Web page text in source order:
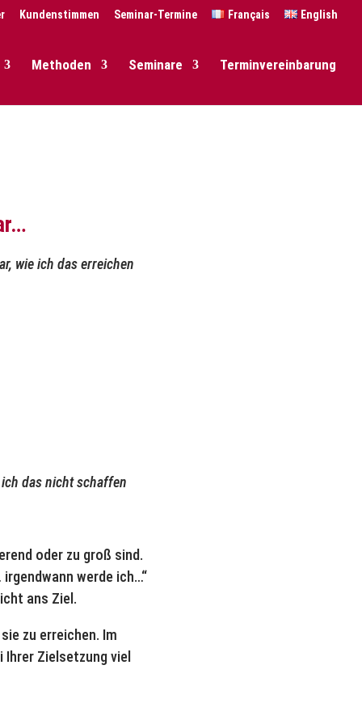
Kundenstimmen Seminar-Termine Français English
Methoden Seminare Terminvereinbarung
wie ich das erreichen
das nicht schaffen
oder zu groß sind.
werde ich…“
ans Ziel.
zu erreichen. Im
Ihrer Zielsetzung viel